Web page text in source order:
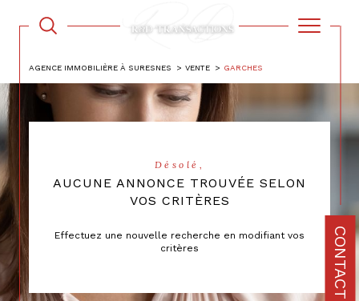
CONTACT
AGENCE IMMOBILIÈRE À SURESNES VENTE GARCHES
Désolé,
AUCUNE ANNONCE TROUVÉE SELON
VOS CRITÈRES
Effectuez une nouvelle recherche en modifiant vos
critères